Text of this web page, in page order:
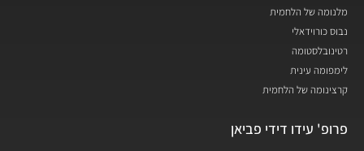
מלנומה של הלחמית
נבוס כורוידאלי
רטינובלסטומה
לימפומה עינית
קרצינומה של הלחמית
פרופ' עידו דידי פביאן